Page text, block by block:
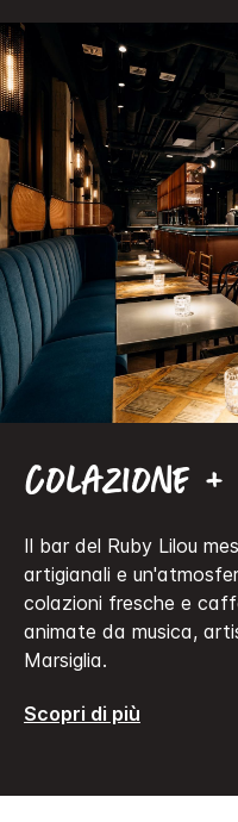
Colazione
Il bar del Ruby Lilou
artigianali e
colazioni fresche e
animate da musica,
Marsiglia.
Scopri di più